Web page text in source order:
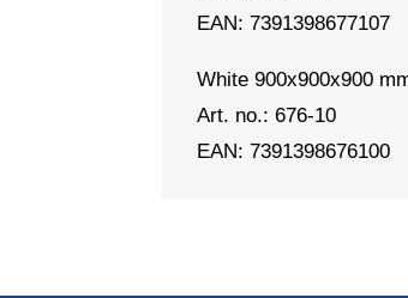
EAN: 7391398677107
White 900x900x900
Art. no.: 676-10
EAN: 7391398676100